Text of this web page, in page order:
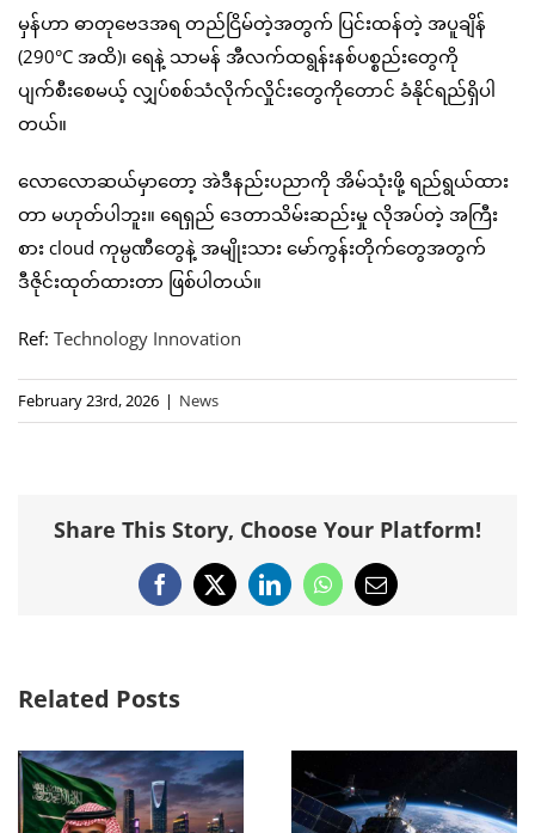
မှန်ဟာ ဓာတုဗေဒအရ တည်ငြိမ်တဲ့အတွက် ပြင်းထန်တဲ့ အပူချိန်
(290°C အထိ)၊ ရေနဲ့ သာမန် အီလက်ထရွန်းနစ်ပစ္စည်းတွေကို
ပျက်စီးစေမယ့် လျှပ်စစ်သံလိုက်လှိုင်းတွေကိုတောင် ခံနိုင်ရည်ရှိပါ
တယ်။
လောလောဆယ်မှာတော့ အဲဒီနည်းပညာကို အိမ်သုံးဖို့ ရည်ရွယ်ထား
တာ မဟုတ်ပါဘူး။ ရေရှည် ဒေတာသိမ်းဆည်းမှု လိုအပ်တဲ့ အကြီး
စား cloud ကုမ္ပဏီတွေနဲ့ အမျိုးသား မော်ကွန်းတိုက်တွေအတွက်
ဒီဇိုင်းထုတ်ထားတာ ဖြစ်ပါတယ်။
Ref: Technology Innovation
February 23rd, 2026 | News
Share This Story, Choose Your Platform!
Facebook
X LinkedInWhatsApp
Email
Related Posts